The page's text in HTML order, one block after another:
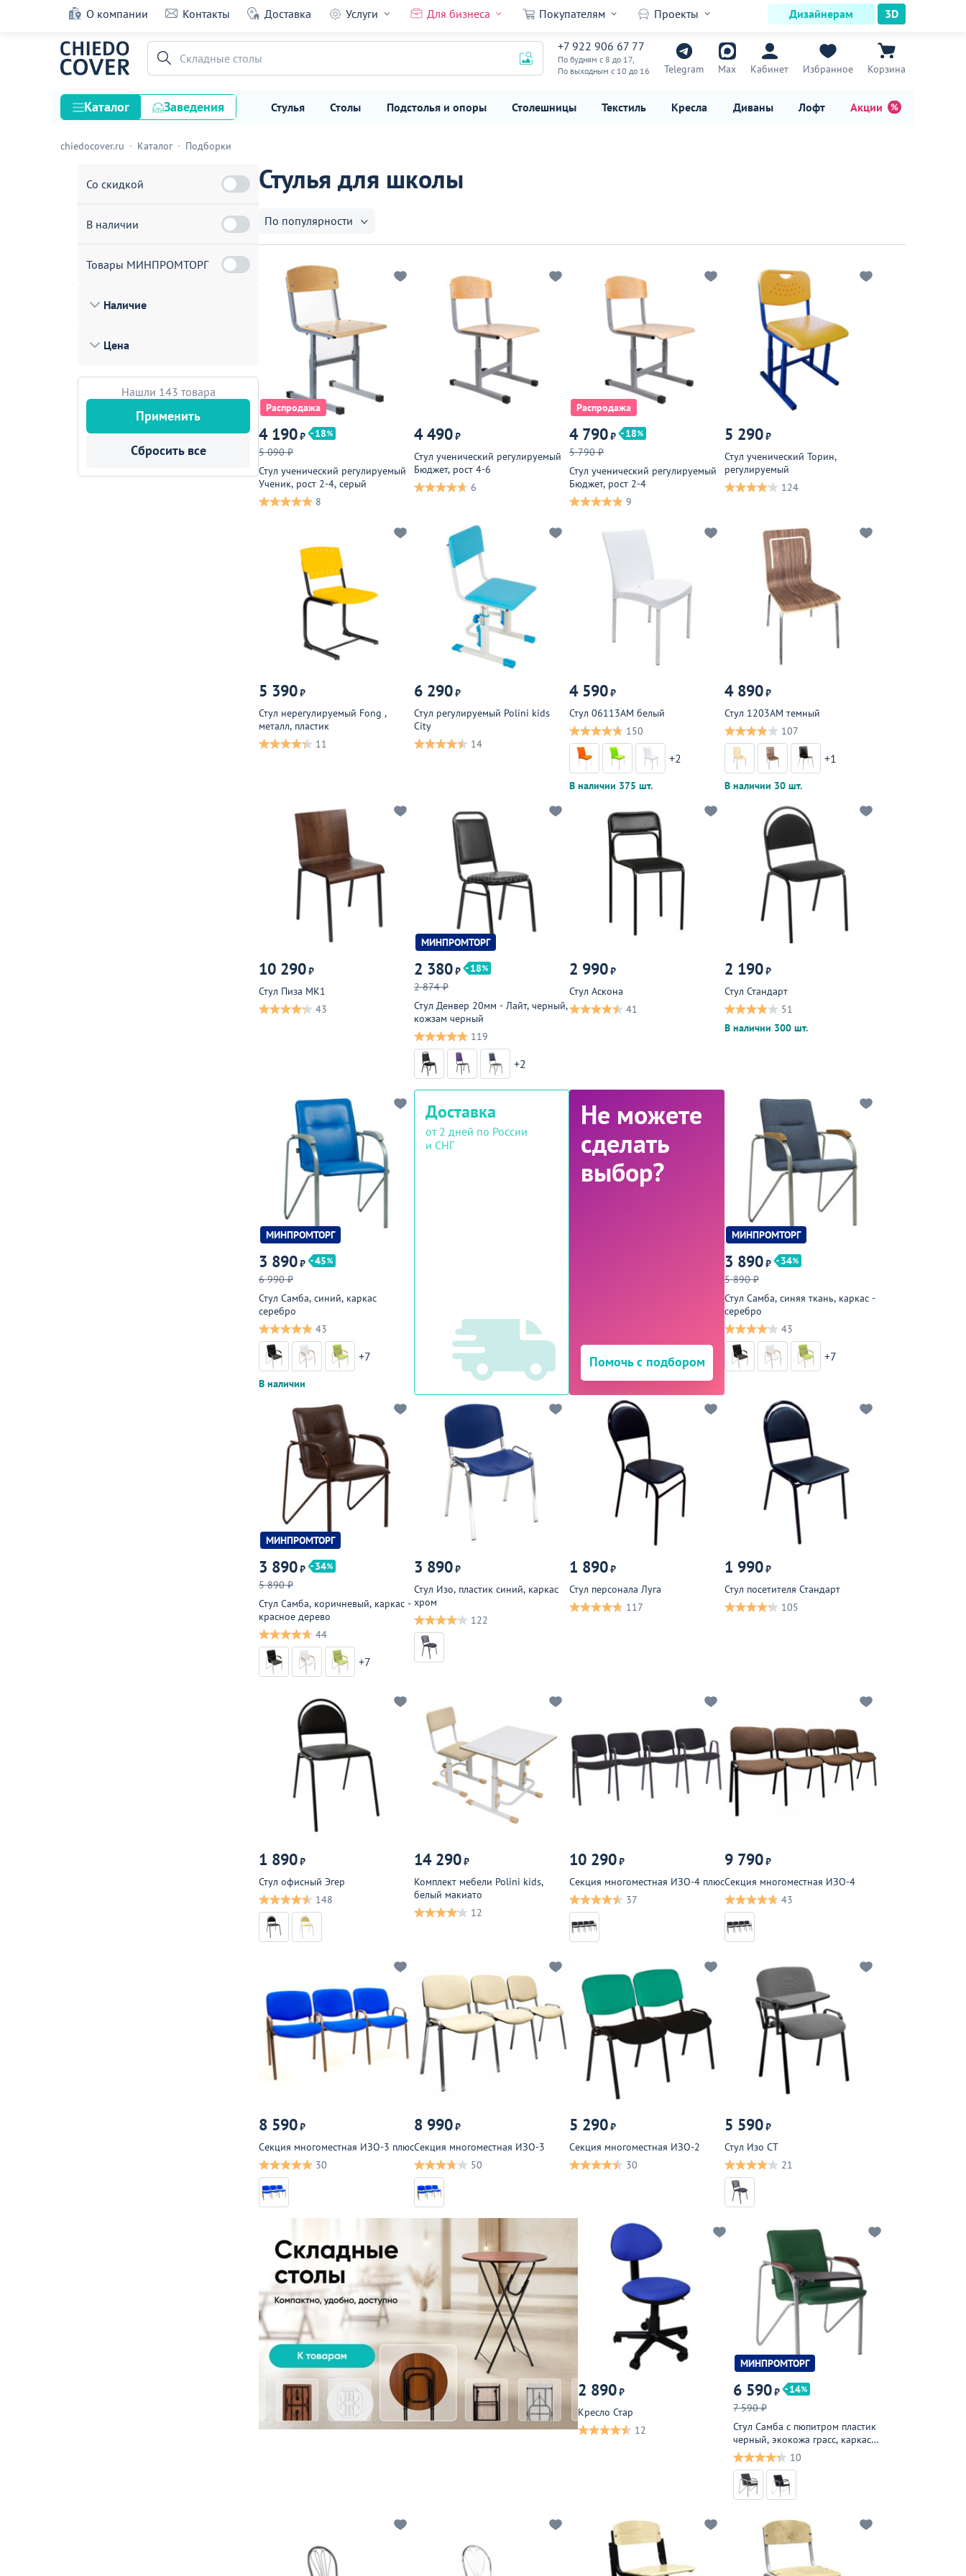
О компании Контакты Доставка Услуги Для бизнеса Покупателям Проекты Дизайнерам 3D
+7 922 906 67 77
По будням с 8 до 17,
По выходным с 10 до 16
Telegram Max Кабинет Избранное Корзина
Складные столы
Каталог Заведения Стулья Столы Подстолья и опоры Столешницы Текстиль Кресла Диваны Лофт Акции
Стулья
Столешницы
Диваны
Мебель для хранения
Комплектующие
chiedocover.ru Каталог Подборки
Стулья для школы
По популярности
Распродажа
4 190₽
18
5 090 ₽
Стул ученический регулируемый
Ученик, рост 2-4, серый
8
4 490₽
Стул ученический регулируемый
Бюджет, рост 4-6
6
Распродажа
4 790₽
18
5 790 ₽
Стул ученический регулируемый
Бюджет, рост 2-4
9
5 290₽
Стул ученический Торин,
регулируемый
124
5 390₽
Стул нерегулируемый Fong ,
металл, пластик
11
6 290₽
Стул регулируемый Polini kids
City
14
4 590₽
Стул 06113АМ белый
150
+2
В наличии 375 шт.
4 890₽
Стул 1203АМ темный
107
+1
В наличии 30 шт.
10 290₽
Стул Пиза МК1
43
МИНПРОМТОРГ
2 380₽
18
2 874 ₽
Стул Денвер 20мм - Лайт, черный,
кожзам черный
119
+2
2 990₽
Стул Аскона
41
2 190₽
Стул Стандарт
51
В наличии 300 шт.
МИНПРОМТОРГ
3 890₽
45
6 990 ₽
Стул Самба, синий, каркас
серебро
43
+7
В наличии
Доставка
от 2 дней по России
и СНГ
Не можете
сделать
выбор?
Помочь с подбором
МИНПРОМТОРГ
3 890₽
34
5 890 ₽
Стул Самба, синяя ткань, каркас -
серебро
43
+7
МИНПРОМТОРГ
3 890₽
34
5 890 ₽
Стул Самба, коричневый, каркас -
красное дерево
44
+7
3 890₽
Стул Изо, пластик синий, каркас
хром
122
1 890₽
Стул персонала Луга
117
1 990₽
Стул посетителя Стандарт
105
1 890₽
Стул офисный Эгер
148
14 290₽
Комплект мебели Polini kids,
белый макиато
12
10 290₽
Секция многоместная ИЗО-4 плюс
37
9 790₽
Секция многоместная ИЗО-4
43
8 590₽
Секция многоместная ИЗО-3 плюс
30
8 990₽
Секция многоместная ИЗО-3
50
5 290₽
Секция многоместная ИЗО-2
30
5 590₽
Стул Изо СТ
21
2 890₽
Кресло Стар
12
МИНПРОМТОРГ
6 590₽
14
7 590 ₽
Стул Самба с пюпитром пластик
черный, экокожа грасс, каркас
серебро
10
Со скидкой
В наличии
Товары МИНПРОМТОРГ
Наличие
Цена
Нашли 143 товара
Применить
Сбросить все